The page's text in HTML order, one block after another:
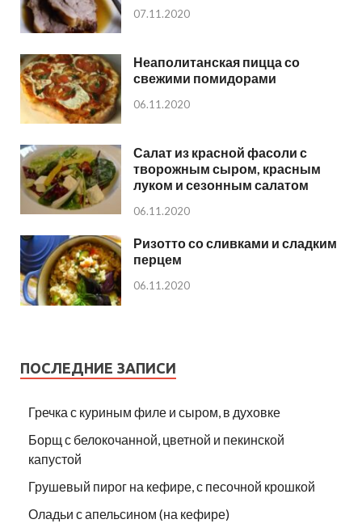
07.11.2020
Неаполитанская пицца со
свежими помидорами
06.11.2020
Салат из красной фасоли с
творожным сыром, красным
луком и сезонным салатом
06.11.2020
Ризотто со сливками и сладким
перцем
06.11.2020
ПОСЛЕДНИЕ ЗАПИСИ
Гречка с куриным филе и сыром, в духовке
Борщ с белокочанной, цветной и пекинской
капустой
Грушевый пирог на кефире, с песочной крошкой
Оладьи с апельсином (на кефире)